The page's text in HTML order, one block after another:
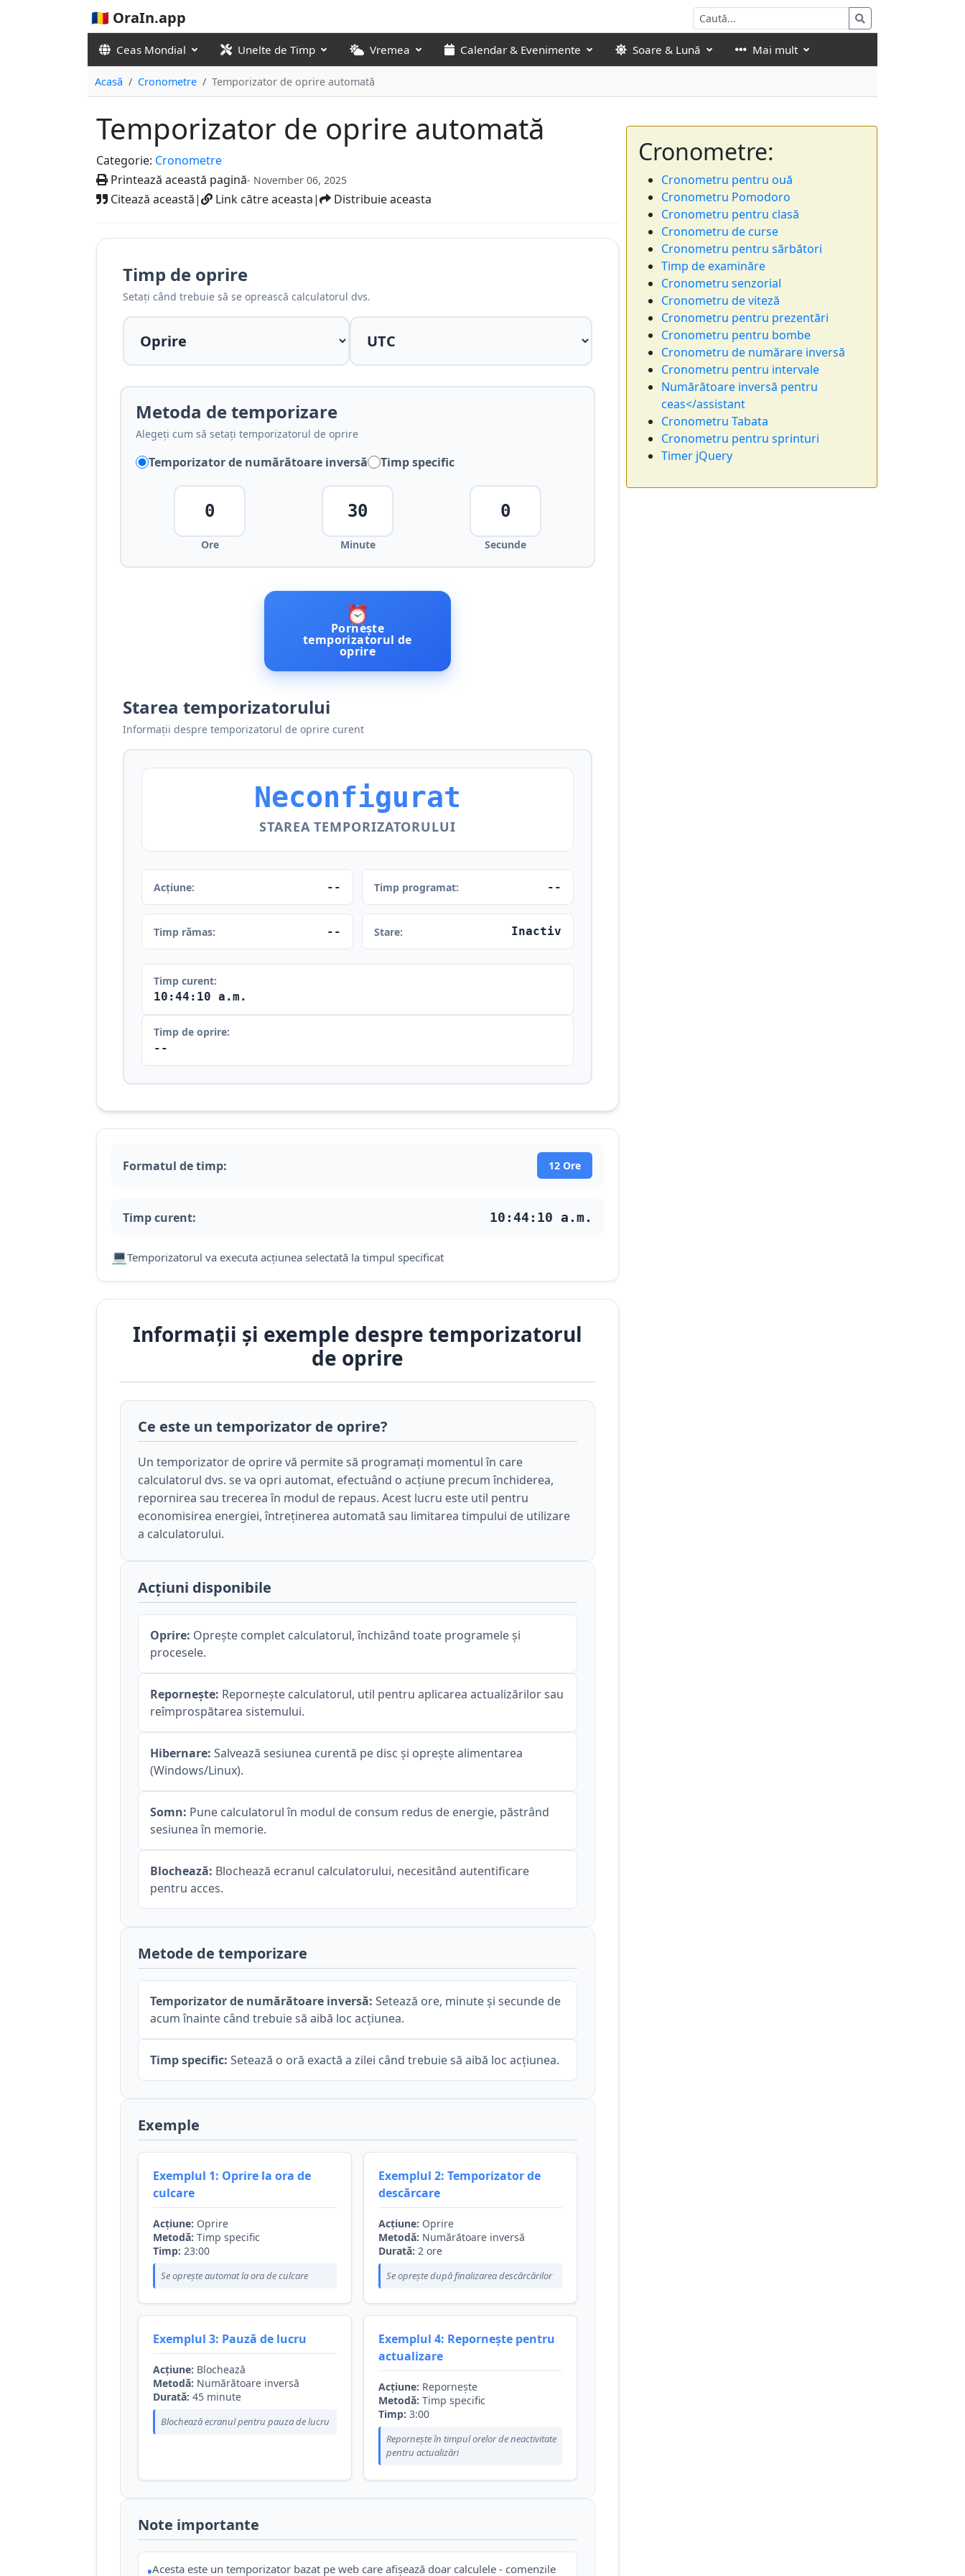
🇷🇴 OraIn.app
Ceas Mondial Unelte de Timp Vremea Calendar & Evenimente Soare & Lună Mai mult
Acasă Cronometre Temporizator de oprire automată
Temporizator de oprire automată
Categorie: Cronometre
Printează această pagină- November 06, 2025
Citează această| Link către aceasta| Distribuie aceasta
Timp de oprire
Setați când trebuie să se oprească calculatorul dvs.
Metoda de temporizare
Alegeți cum să setați temporizatorul de oprire
Temporizator de numărătoare inversă Timp specific
Ore Minute Secunde
⏰
Pornește
temporizatorul de
oprire
Starea temporizatorului
Informații despre temporizatorul de oprire curent
Neconfigurat
STAREA TEMPORIZATORULUI
Acțiune: -- Timp programat: --
Timp rămas: -- Stare: Inactiv
Timp curent:
10:44:11 a.m.
Timp de oprire:
--
Formatul de timp: 12 Ore
Timp curent: 10:44:11 a.m.
💻Temporizatorul va executa acțiunea selectată la timpul specificat
Informații și exemple despre temporizatorul
de oprire
Ce este un temporizator de oprire?
Un temporizator de oprire vă permite să programați momentul în care
calculatorul dvs. se va opri automat, efectuând o acțiune precum închiderea,
repornirea sau trecerea în modul de repaus. Acest lucru este util pentru
economisirea energiei, întreținerea automată sau limitarea timpului de utilizare
a calculatorului.
Acțiuni disponibile
Oprire: Oprește complet calculatorul, închizând toate programele și
procesele.
Repornește: Repornește calculatorul, util pentru aplicarea actualizărilor sau
reîmprospătarea sistemului.
Hibernare: Salvează sesiunea curentă pe disc și oprește alimentarea
(Windows/Linux).
Somn: Pune calculatorul în modul de consum redus de energie, păstrând
sesiunea în memorie.
Blochează: Blochează ecranul calculatorului, necesitând autentificare
pentru acces.
Metode de temporizare
Temporizator de numărătoare inversă: Setează ore, minute și secunde de
acum înainte când trebuie să aibă loc acțiunea.
Timp specific: Setează o oră exactă a zilei când trebuie să aibă loc acțiunea.
Exemple
Exemplul 1: Oprire la ora de
culcare
Acțiune: Oprire
Metodă: Timp specific
Timp: 23:00
Se oprește automat la ora de culcare
Exemplul 2: Temporizator de
descărcare
Acțiune: Oprire
Metodă: Numărătoare inversă
Durată: 2 ore
Se oprește după finalizarea descărcărilor
Exemplul 3: Pauză de lucru
Acțiune: Blochează
Metodă: Numărătoare inversă
Durată: 45 minute
Blochează ecranul pentru pauza de lucru
Exemplul 4: Repornește pentru
actualizare
Acțiune: Repornește
Metodă: Timp specific
Timp: 3:00
Repornește în timpul orelor de neactivitate
pentru actualizări
Note importante
•Acesta este un temporizator bazat pe web care afișează doar calculele - comenzile
Cronometre:
Cronometru pentru ouă
Cronometru Pomodoro
Cronometru pentru clasă
Cronometru de curse
Cronometru pentru sărbători
Timp de examinăre
Cronometru senzorial
Cronometru de viteză
Cronometru pentru prezentări
Cronometru pentru bombe
Cronometru de numărare inversă
Cronometru pentru intervale
Numărătoare inversă pentru
ceas</assistant
Cronometru Tabata
Cronometru pentru sprinturi
Timer jQuery